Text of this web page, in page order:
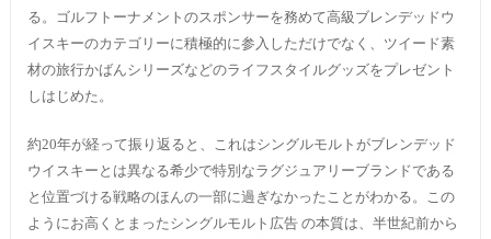
る。ゴルフトーナメントのスポンサーを務めて高級ブレンデッドウ
イスキーのカテゴリーに積極的に参入しただけでなく、ツイード素
材の旅行かばんシリーズなどのライフスタイルグッズをプレゼント
しはじめた。
約20年が経って振り返ると、これはシングルモルトがブレンデッド
ウイスキーとは異なる希少で特別なラグジュアリーブランドである
と位置づける戦略のほんの一部に過ぎなかったことがわかる。この
ようにお高くとまったシングルモルト広告 の本質は、半世紀前から